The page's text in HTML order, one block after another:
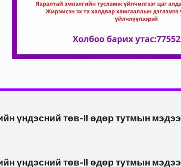
үндэсний төв-II өдөр тутмын мэдээ
үндэсний төв-II өдөр тутмын мэдээ